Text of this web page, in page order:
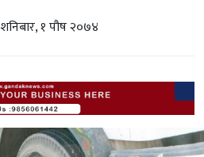
शनिबार, १ पौष २०७४